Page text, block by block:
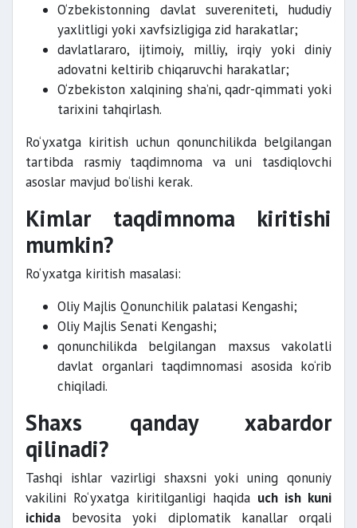
O‘zbekistonning davlat suvereniteti, hududiy
yaxlitligi yoki xavfsizligiga zid harakatlar;
davlatlararo, ijtimoiy, milliy, irqiy yoki diniy
adovatni keltirib chiqaruvchi harakatlar;
O‘zbekiston xalqining sha’ni, qadr-qimmati yoki
tarixini tahqirlash.
Ro‘yxatga kiritish uchun qonunchilikda belgilangan
tartibda rasmiy taqdimnoma va uni tasdiqlovchi
asoslar mavjud bo‘lishi kerak.
Kimlar taqdimnoma kiritishi
mumkin?
Ro‘yxatga kiritish masalasi:
Oliy Majlis Qonunchilik palatasi Kengashi;
Oliy Majlis Senati Kengashi;
qonunchilikda belgilangan maxsus vakolatli
davlat organlari taqdimnomasi asosida ko‘rib
chiqiladi.
Shaxs qanday xabardor
qilinadi?
Tashqi ishlar vazirligi shaxsni yoki uning qonuniy
vakilini Ro‘yxatga kiritilganligi haqida uch ish kuni
ichida bevosita yoki diplomatik kanallar orqali